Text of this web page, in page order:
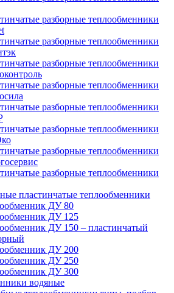
разборные теплообменники
разборные теплообменники
разборные теплообменники
разборные теплообменники
разборные теплообменники
разборные теплообменники
разборные теплообменники
разборные теплообменники
пластинчатые теплообменники
ДУ 80
ДУ 125
ДУ 150 – пластинчатый
ДУ 200
ДУ 250
ДУ 300
водяные